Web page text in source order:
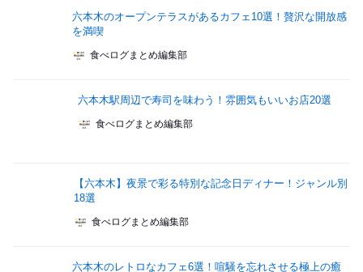
六本木のオープンテラスがあるカフェ10選！贅沢な開放感
を満喫
食べログまとめ編集部
六本木駅周辺で寿司を味わう！雰囲気もいいお店20選
食べログまとめ編集部
【六本木】夜景で彩る特別な記念日ディナー！ジャンル別
18選
食べログまとめ編集部
六本木のレトロなカフェ6選！喧騒を忘れさせる極上の癒